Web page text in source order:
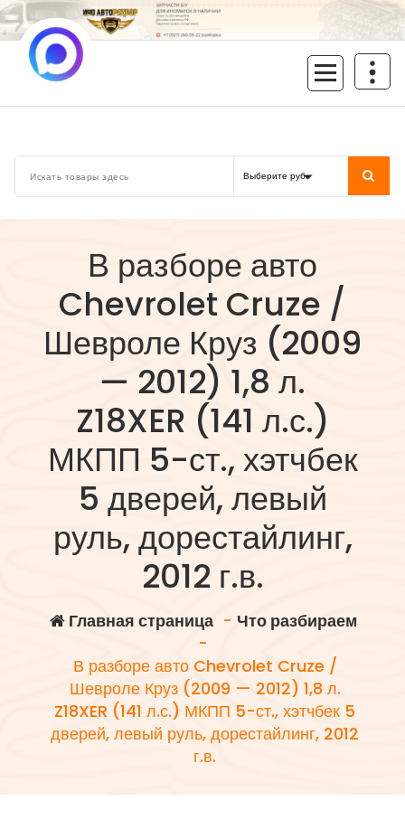
Перейти
к
содержимому
В разборе авто
Chevrolet Cruze /
Шевроле Круз (2009
— 2012) 1,8 л.
Z18XER (141 л.с.)
МКПП 5-ст., хэтчбек
5 дверей, левый
руль, дорестайлинг,
2012 г.в.
Главная страница - Что разбираем
-
В разборе авто Chevrolet Cruze /
Шевроле Круз (2009 — 2012) 1,8 л.
Z18XER (141 л.с.) МКПП 5-ст., хэтчбек 5
дверей, левый руль, дорестайлинг, 2012
г.в.